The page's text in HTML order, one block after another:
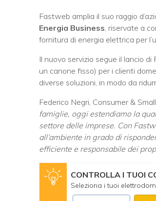
Fastweb amplia il suo raggio
Energia Business, riservate a
fornitura di energia elettrica per
Il nuovo servizio segue il lancio
un canone fisso) per i clienti
diverse soluzioni, in modo da
Federico Negri, Consumer &
famiglie, oggi estendiamo la
settore delle imprese. Con
all’ambiente in grado di
efficiente e responsabile dei
CONTROLLA I TUOI
Seleziona i tuoi